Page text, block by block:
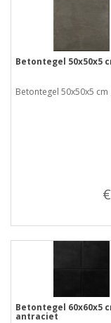
Betontegel 50x50x5
Betontegel 50x50x5 cm
Betontegel 60x60x5
antraciet